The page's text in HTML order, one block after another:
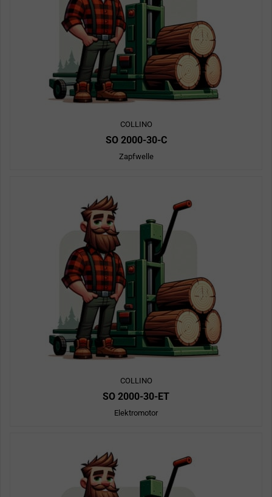
COLLINO
SO 2000-30-C
Zapfwelle
COLLINO
SO 2000-30-ET
Elektromotor